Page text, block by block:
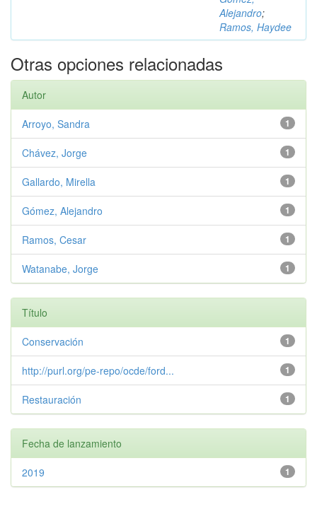
Alejandro;
Ramos, Haydee
Otras opciones relacionadas
Autor
1
Arroyo, Sandra
1
Chávez, Jorge
1
Gallardo, Mirella
1
Gómez, Alejandro
1
Ramos, Cesar
1
Watanabe, Jorge
Título
1
Conservación
1
http://purl.org/pe-repo/ocde/ford...
1
Restauración
Fecha de lanzamiento
1
2019